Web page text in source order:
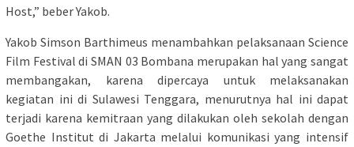
Host,” beber Yakob.
Yakob Simson Barthimeus menambahkan pelaksanaan Science
Film Festival di SMAN 03 Bombana merupakan hal yang sangat
membangakan, karena dipercaya untuk melaksanakan
kegiatan ini di Sulawesi Tenggara, menurutnya hal ini dapat
terjadi karena kemitraan yang dilakukan oleh sekolah dengan
Goethe Institut di Jakarta melalui komunikasi yang intensif